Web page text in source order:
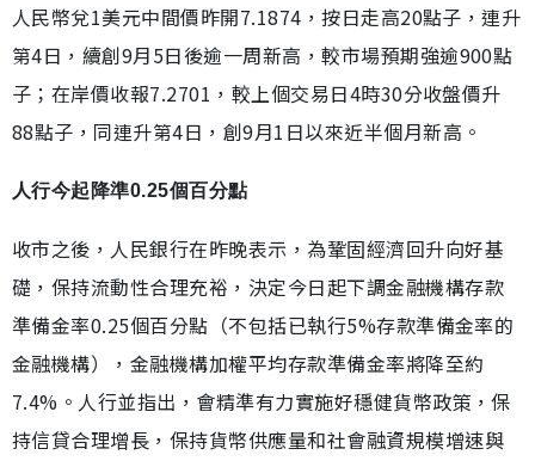
人民幣兌1美元中間價昨開7.1874，按日走高20點子，連升
第4日，續創9月5日後逾一周新高，較市場預期強逾900點
子；在岸價收報7.2701，較上個交易日4時30分收盤價升
88點子，同連升第4日，創9月1日以來近半個月新高。
人行今起降準0.25個百分點
收市之後，人民銀行在昨晚表示，為鞏固經濟回升向好基
礎，保持流動性合理充裕，決定今日起下調金融機構存款
準備金率0.25個百分點（不包括已執行5%存款準備金率的
金融機構），金融機構加權平均存款準備金率將降至約
7.4%。人行並指出，會精準有力實施好穩健貨幣政策，保
持信貸合理增長，保持貨幣供應量和社會融資規模增速與